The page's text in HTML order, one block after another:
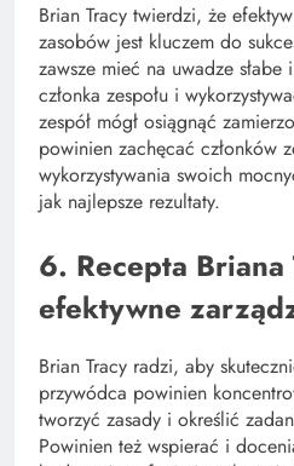
Brian Tracy twierdzi, że
zasobów jest kluczem do
zawsze mieć na uwadze
członka zespołu i
zespół mógł osiągnąć
powinien zachęcać członków
wykorzystywania swoich
jak najlepsze rezultaty.
6. Recepta Briana
efektywne
Brian Tracy radzi, aby
przywódca powinien
tworzyć zasady i określić
Powinien też wspierać i